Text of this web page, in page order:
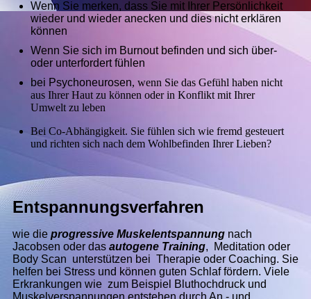
Wenn Sie merken, dass Sie mit Ihrer Persönlichkeit
wieder und wieder anecken und dies nicht erklären
können
Wenn Sie sich im Burnout befinden und sich über-
oder unterfordert fühlen
bei Psychoneurosen, wenn Sie das Gefühl haben nicht
aus Ihrer Haut zu können oder in Konflikt mit Ihrer
Umwelt zu leben
Bei Co-Abhängigkeit. Sie fühlen sich wie fremd gesteuert
und richten sich nach dem Wohlbefinden Ihrer Lieben?
Entspannungsverfahren
wie die progressive Muskelentspannung nach
Jacobsen oder das autogene Training, Meditation oder
Body Scan unterstützen bei Therapie oder Coaching. Sie
helfen bei Stress und können guten Schlaf fördern. Viele
Erkrankungen wie zum Beispiel Bluthochdruck und